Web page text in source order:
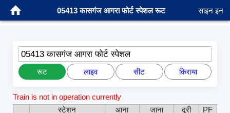
05413 कासगंज आगरा फोर्ट स्पेशल रूट साइन इन
05413 कासगंज आगरा फोर्ट स्पेशल
रूट लाइव सीट किराया
Train is not in operation currently
स्टेशन
आना जाना दूरी
PF